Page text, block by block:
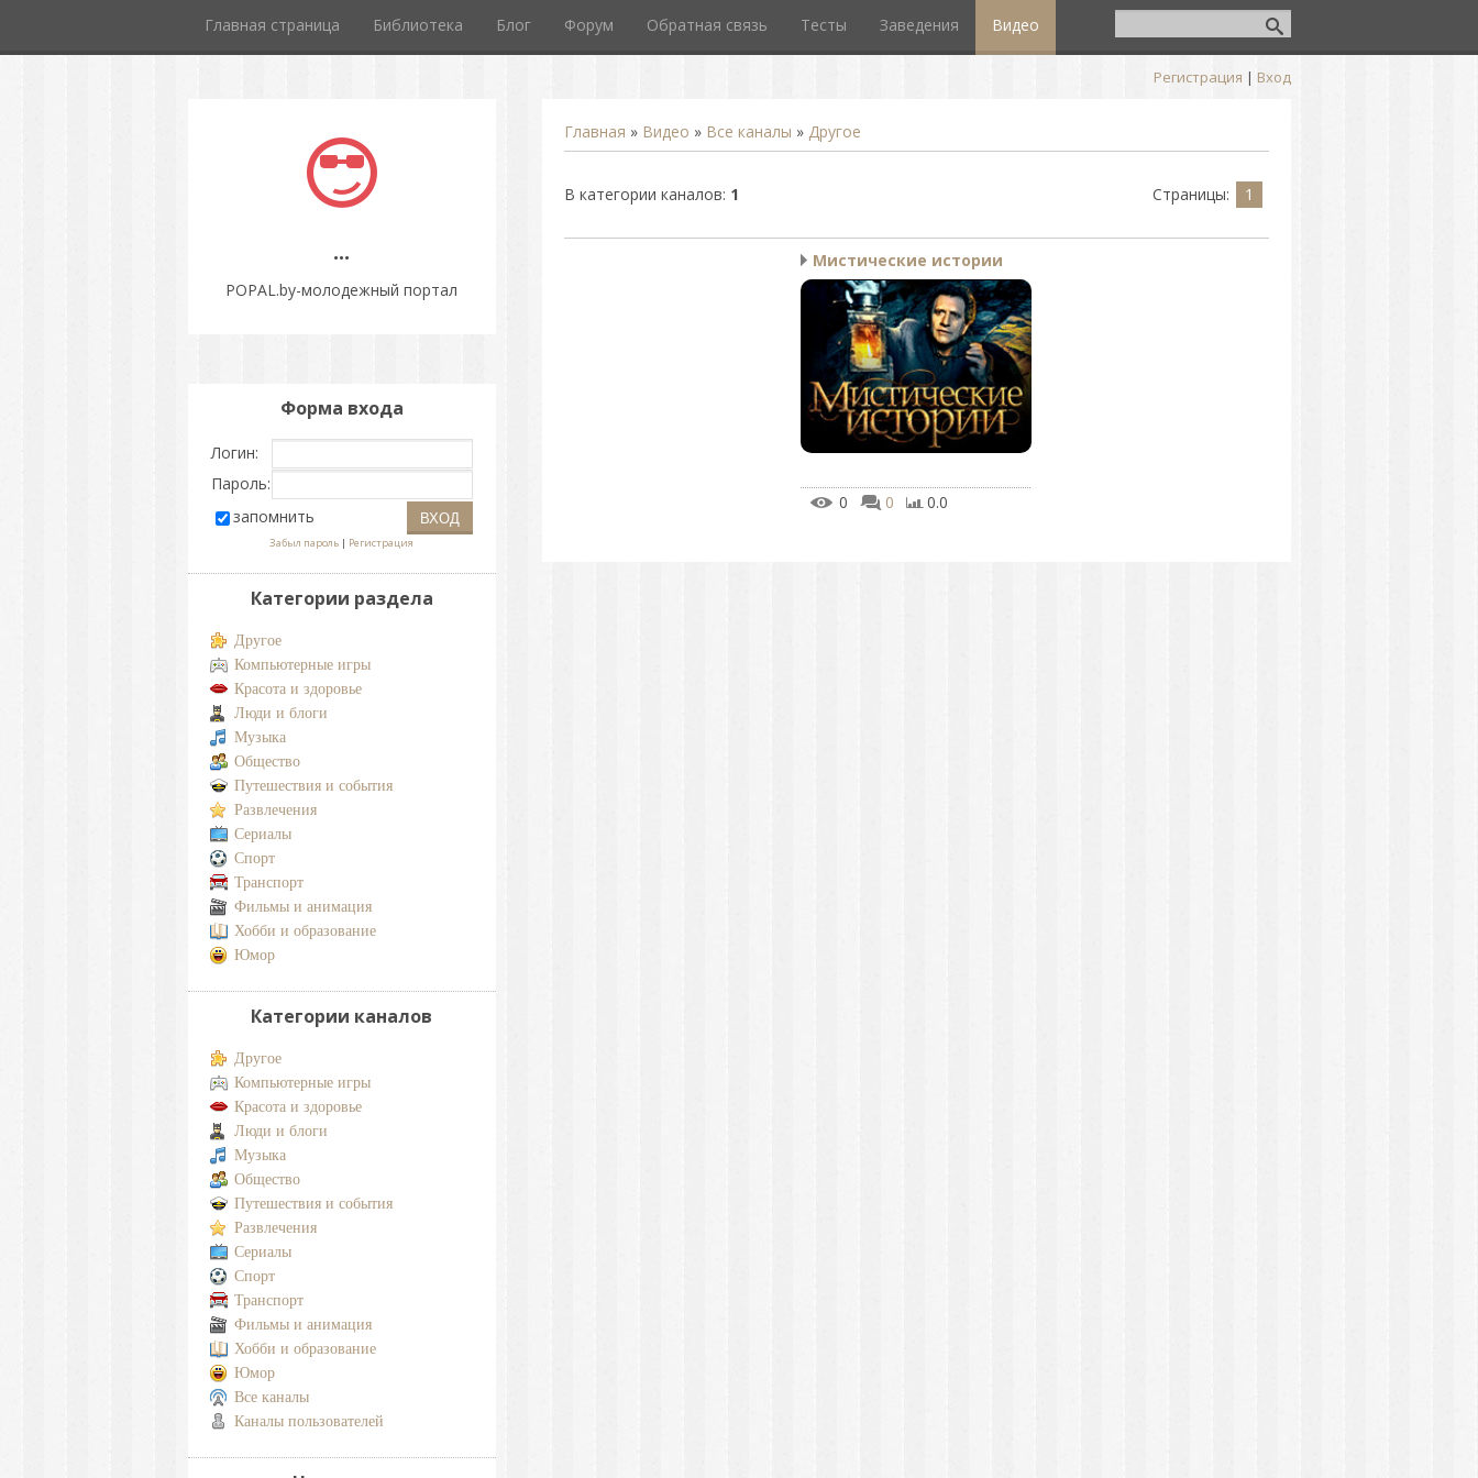
Главная страница Библиотека Блог Форум Обратная связь Тесты Заведения Видео
Регистрация | Вход
...
POPAL.by-молодежный портал
Главная » Видео » Все каналы » Другое
В категории каналов: 1 Страницы: 1
Мистические истории
0 0 0.0
Форма входа
Логин:
Пароль:
запомнить
Забыл пароль | Регистрация
Категории раздела
Другое
Компьютерные игры
Красота и здоровье
Люди и блоги
Музыка
Общество
Путешествия и события
Развлечения
Сериалы
Спорт
Транспорт
Фильмы и анимация
Хобби и образование
Юмор
Категории каналов
Другое
Компьютерные игры
Красота и здоровье
Люди и блоги
Музыка
Общество
Путешествия и события
Развлечения
Сериалы
Спорт
Транспорт
Фильмы и анимация
Хобби и образование
Юмор
Все каналы
Каналы пользователей